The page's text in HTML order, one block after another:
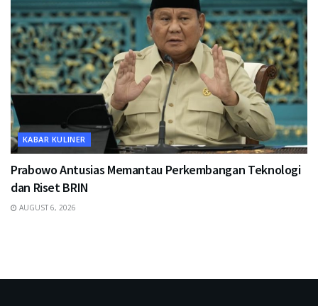
KABAR KULINER
Prabowo Antusias Memantau Perkembangan Teknologi
dan Riset BRIN
AUGUST 6, 2026